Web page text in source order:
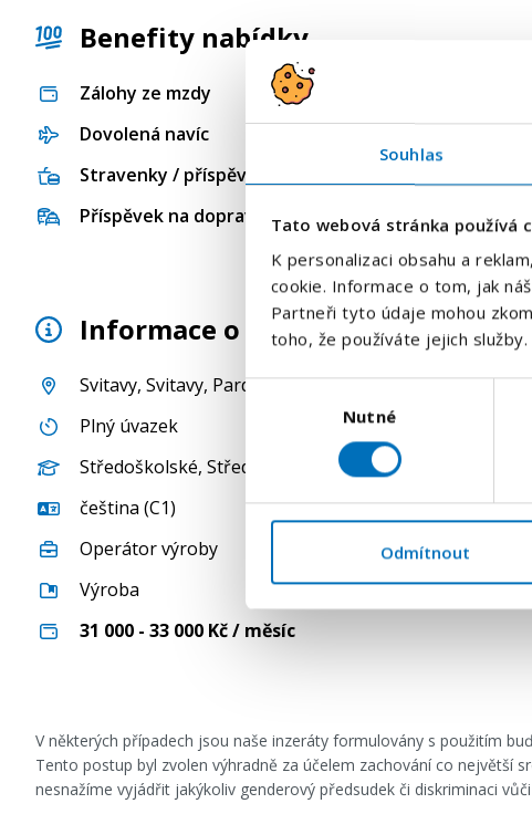
Souhlas
Tato webová stránka používá
K personalizaci obsahu a
cookie. Informace o tom, jak
Partneři tyto údaje mohou
toho, že používáte jejich služby.
Výběr
Nutné
Odmítnout
Benefity nabídky
Zálohy ze mzdy
Dovolená navíc
Stravenky / příspěvek na stravování
Příspěvek na dopravu
Informace o pozici
Svitavy, Svitavy, Pardubický kraj, Česká republika
Plný úvazek
Středoškolské, Středoškolské s maturitou
čeština (C1)
Operátor výroby
Výroba
31 000 - 33 000 Kč / měsíc
V některých případech jsou naše inzeráty formulovány s použitím
Tento postup byl zvolen výhradně za účelem zachování co největší
nesnažíme vyjádřit jakýkoliv genderový předsudek či diskriminaci